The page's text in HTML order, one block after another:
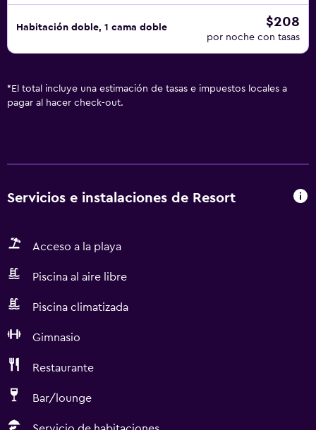
Habitación doble, 1 cama doble $208
por noche con tasas
* El total incluye una estimación de tasas e impuestos locales a
pagar al hacer check-out.
Servicios e instalaciones de Resort
Acceso a la playa
Piscina al aire libre
Piscina climatizada
Gimnasio
Restaurante
Bar/lounge